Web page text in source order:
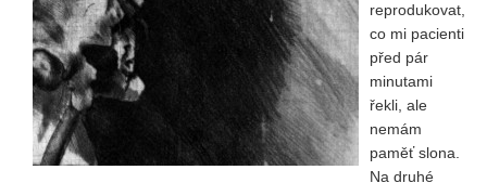
Vydání 3-4/ 2019
Vydání 1-2/ 2019
Vydání 4/2018
Vydání 2-3/2018
Vydání 1-2018
reprodukovat,
co mi pacienti
před pár
minutami
řekli, ale
nemám
paměť slona.
Na druhé